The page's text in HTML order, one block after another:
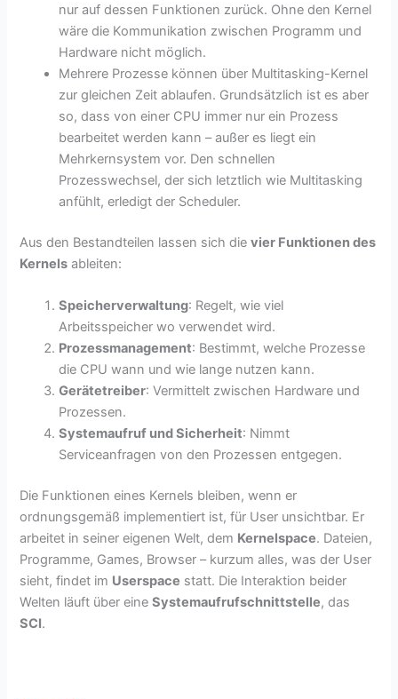
nur auf dessen Funktionen zurück. Ohne den Kernel
wäre die Kommunikation zwischen Programm und
Hardware nicht möglich.
Mehrere Prozesse können über Multitasking-Kernel
zur gleichen Zeit ablaufen. Grundsätzlich ist es aber
so, dass von einer CPU immer nur ein Prozess
bearbeitet werden kann – außer es liegt ein
Mehrkernsystem vor. Den schnellen
Prozesswechsel, der sich letztlich wie Multitasking
anfühlt, erledigt der Scheduler.
Aus den Bestandteilen lassen sich dievier Funktionen des
Kernels ableiten:
Speicherverwaltung: Regelt, wie viel
Arbeitsspeicher wo verwendet wird.
Prozessmanagement: Bestimmt, welche Prozesse
die CPU wann und wie lange nutzen kann.
Gerätetreiber: Vermittelt zwischen Hardware und
Prozessen.
Systemaufruf und Sicherheit: Nimmt
Serviceanfragen von den Prozessen entgegen.
Die Funktionen eines Kernels bleiben, wenn er
ordnungsgemäß implementiert ist, für User unsichtbar. Er
arbeitet in seiner eigenen Welt, dem Kernelspace. Dateien,
Programme, Games, Browser – kurzum alles, was der User
sieht, findet im Userspace statt. Die Interaktion beider
Welten läuft über eineSystemaufrufschnittstelle, das
SCI.